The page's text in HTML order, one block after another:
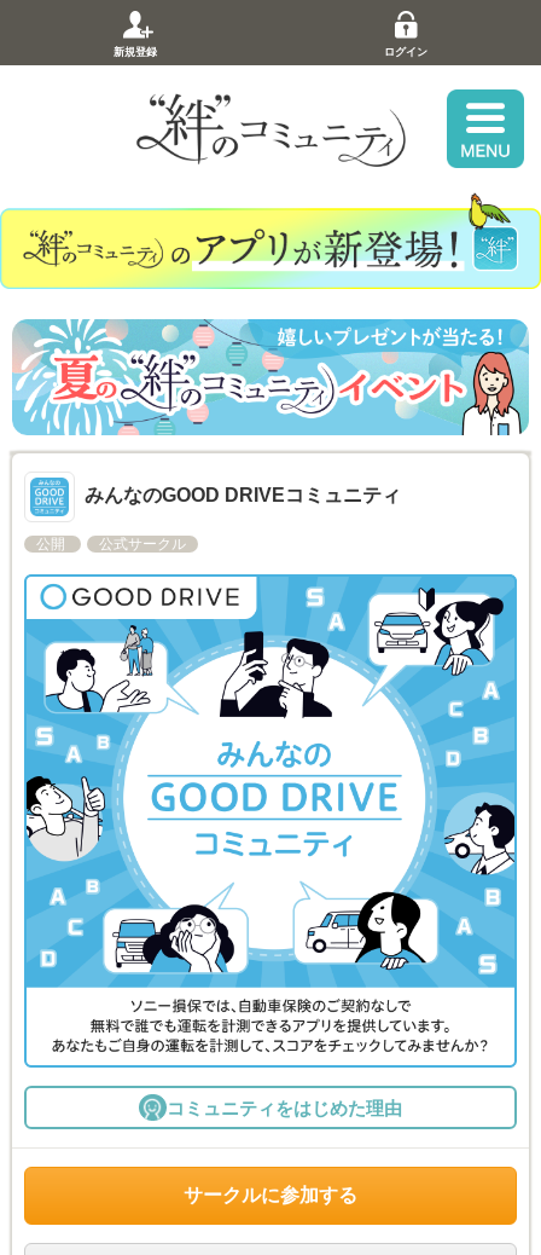
新規登録 ログイン
みんなのGOOD DRIVEコミュニティ
公開 公式サークル
コミュニティをはじめた理由
サークルに参加する